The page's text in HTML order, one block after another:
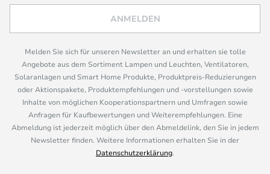
ANMELDEN
Melden Sie sich für unseren Newsletter an und erhalten sie tolle
Angebote aus dem Sortiment Lampen und Leuchten, Ventilatoren,
Solaranlagen und Smart Home Produkte, Produktpreis-Reduzierungen
oder Aktionspakete, Produktempfehlungen und -vorstellungen sowie
Inhalte von möglichen Kooperationspartnern und Umfragen sowie
Anfragen für Kaufbewertungen und Weiterempfehlungen. Eine
Abmeldung ist jederzeit möglich über den Abmeldelink, den Sie in jedem
Newsletter finden. Weitere Informationen erhalten Sie in der
Datenschutzerklärung.